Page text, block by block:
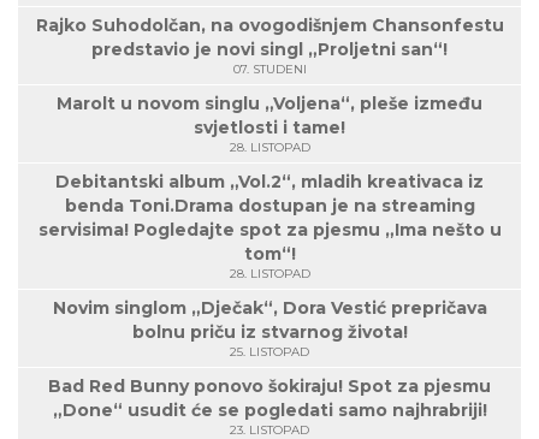
Rajko Suhodolčan, na ovogodišnjem Chansonfestu
predstavio je novi singl „Proljetni san“!
07. STUDENI
Marolt u novom singlu „Voljena“, pleše između
svjetlosti i tame!
28. LISTOPAD
Debitantski album „Vol.2“, mladih kreativaca iz
benda Toni.Drama dostupan je na streaming
servisima! Pogledajte spot za pjesmu „Ima nešto u
tom“!
28. LISTOPAD
Novim singlom „Dječak“, Dora Vestić prepričava
bolnu priču iz stvarnog života!
25. LISTOPAD
Bad Red Bunny ponovo šokiraju! Spot za pjesmu
„Done“ usudit će se pogledati samo najhrabriji!
23. LISTOPAD